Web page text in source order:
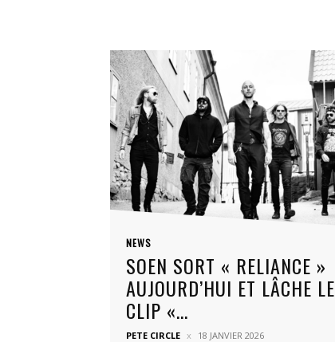
NEWS
SOEN SORT « RELIANCE »
AUJOURD’HUI ET LÂCHE LE
CLIP «...
PETE CIRCLE 18 JANVIER 2026